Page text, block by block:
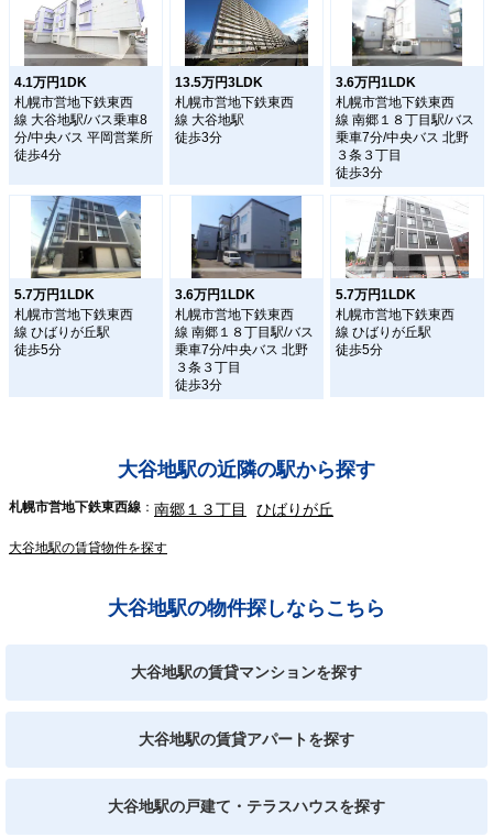
4.1万円1DK
札幌市営地下鉄東西
線 大谷地駅/バス乗車8
分/中央バス 平岡営業所
徒歩4分
13.5万円3LDK
札幌市営地下鉄東西
線 大谷地駅
徒歩3分
3.6万円1LDK
札幌市営地下鉄東西
線 南郷１８丁目駅/バス
乗車7分/中央バス 北野
３条３丁目
徒歩3分
5.7万円1LDK
札幌市営地下鉄東西
線 ひばりが丘駅
徒歩5分
3.6万円1LDK
札幌市営地下鉄東西
線 南郷１８丁目駅/バス
乗車7分/中央バス 北野
３条３丁目
徒歩3分
5.7万円1LDK
札幌市営地下鉄東西
線 ひばりが丘駅
徒歩5分
大谷地駅の近隣の駅から探す
札幌市営地下鉄東西線 南郷１３丁目 ひばりが丘
大谷地駅の賃貸物件を探す
大谷地駅の物件探しならこちら
大谷地駅の賃貸マンションを探す
大谷地駅の賃貸アパートを探す
大谷地駅の戸建て・テラスハウスを探す